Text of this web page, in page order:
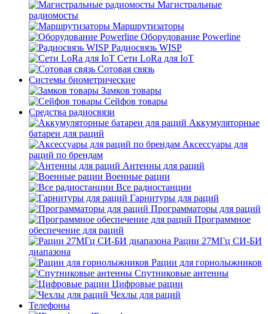
Магистральные
радиомосты
Маршрутизаторы
Оборудование Powerline
Радиосвязь WISP
Сети LoRa для IoT
Сотовая связь
Системы биометрические
Замков товары
Сейфов товары
Средства радиосвязи
Аккумуляторные
батареи для раций
Аксессуары для
раций по брендам
Антенны для раций
Военные рации
Все радиостанции
Гарнитуры для раций
Программаторы для раций
Программное
обеспечение для раций
Рации 27МГц СИ-БИ
диапазона
Рации для горнолыжников
Спутниковые антенны
Цифровые рации
Чехлы для раций
Телефоны